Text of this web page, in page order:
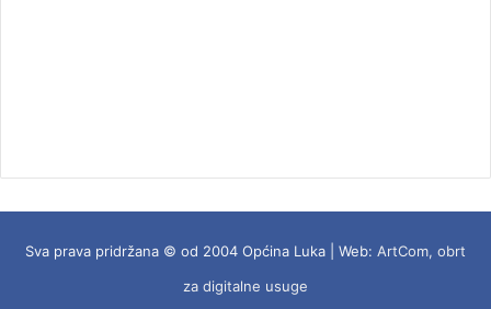
Sva prava pridržana © od 2004 Općina Luka | Web: ArtCom, obrt
za digitalne usuge